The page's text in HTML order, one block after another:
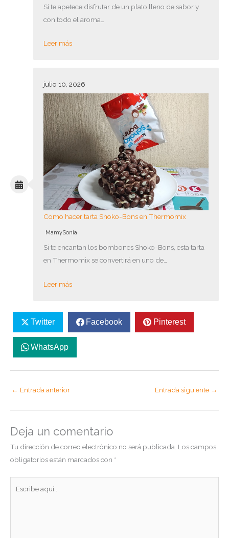
Si te apetece disfrutar de un plato lleno de sabor y
con todo el aroma…
Leer más
julio 10, 2026
Como hacer tarta Shoko-Bons en Thermomix
MamySonia
Si te encantan los bombones Shoko-Bons, esta tarta
en Thermomix se convertirá en uno de…
Leer más
Twitter Facebook Pinterest
WhatsApp
← Entrada anterior Entrada siguiente →
Deja un comentario
Tu dirección de correo electrónico no será publicada. Los campos
obligatorios están marcados con *